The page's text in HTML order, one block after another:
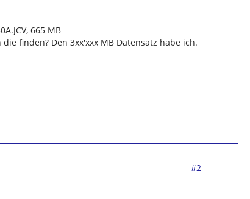
665 MB
finden? Den 3xx'xxx MB Datensatz habe ich.
#2